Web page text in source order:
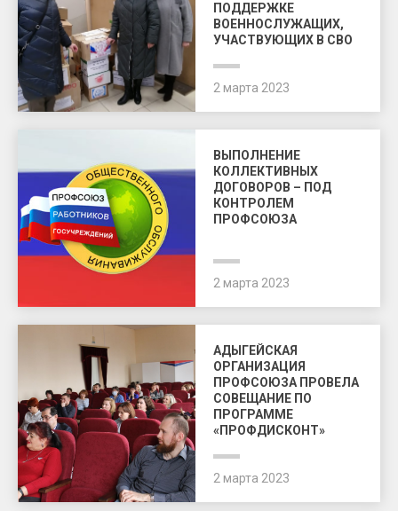
ПОДДЕРЖКЕ
ВОЕННОСЛУЖАЩИХ,
УЧАСТВУЮЩИХ В СВО
2 марта 2023
ВЫПОЛНЕНИЕ
КОЛЛЕКТИВНЫХ
ДОГОВОРОВ – ПОД
КОНТРОЛЕМ
ПРОФСОЮЗА
2 марта 2023
АДЫГЕЙСКАЯ
ОРГАНИЗАЦИЯ
ПРОФСОЮЗА ПРОВЕЛА
СОВЕЩАНИЕ ПО
ПРОГРАММЕ
«ПРОФДИСКОНТ»
2 марта 2023